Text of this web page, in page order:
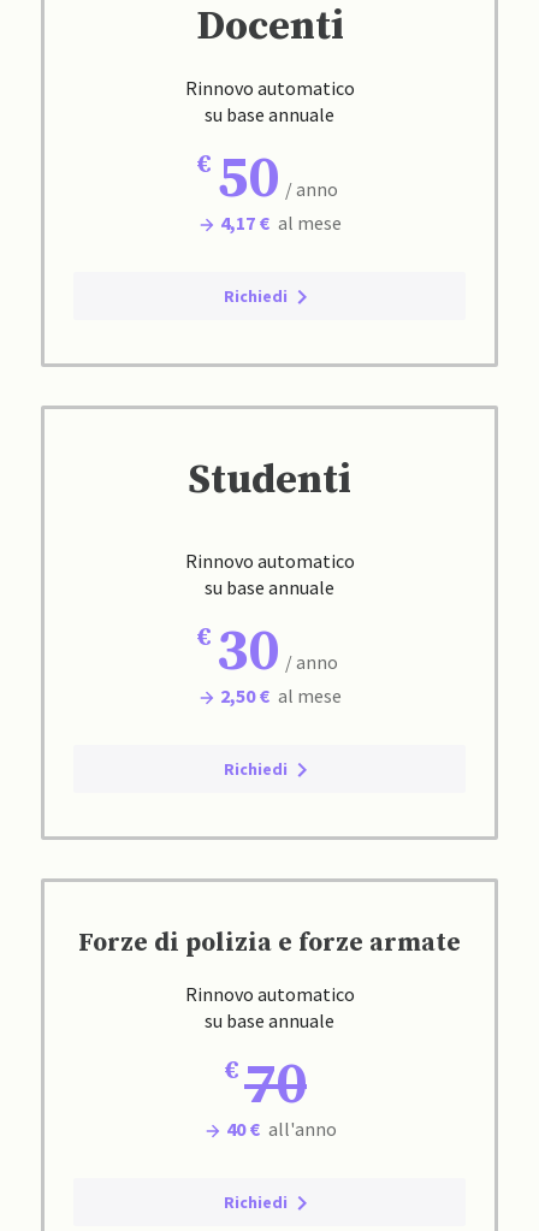
Docenti
Rinnovo automatico
su base annuale
50 / anno
4,17 € al mese
Richiedi
Studenti
Rinnovo automatico
su base annuale
30 / anno
2,50 € al mese
Richiedi
Forze di polizia e forze armate
Rinnovo automatico
su base annuale
70
40 € all'anno
Richiedi